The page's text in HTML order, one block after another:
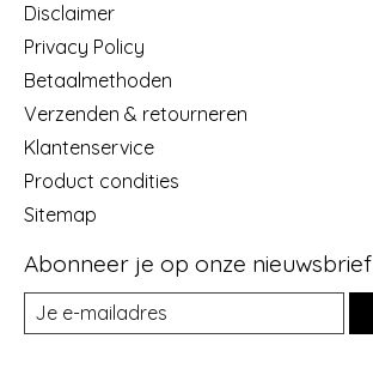
Disclaimer
Privacy Policy
Betaalmethoden
Verzenden & retourneren
Klantenservice
Product condities
Sitemap
Abonneer je op onze nieuwsbrief